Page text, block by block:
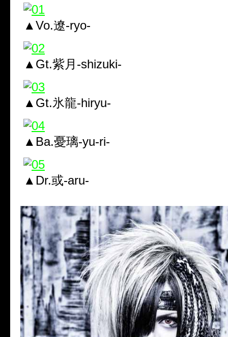
▲Vo.遼-ryo-
▲Gt.紫月-shizuki-
▲Gt.氷龍-hiryu-
▲Ba.憂璃-yu-ri-
▲Dr.或-aru-